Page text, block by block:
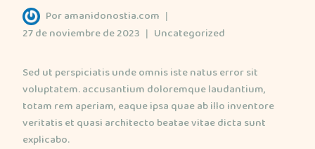
Poramanidonostia.com
27 de noviembre de 2023
Uncategorized
Sed ut perspiciatis unde omnis iste natus error sit
voluptatem. accusantium doloremque laudantium,
totam rem aperiam, eaque ipsa quae ab illo inventore
veritatis et quasi architecto beatae vitae dicta sunt
explicabo.